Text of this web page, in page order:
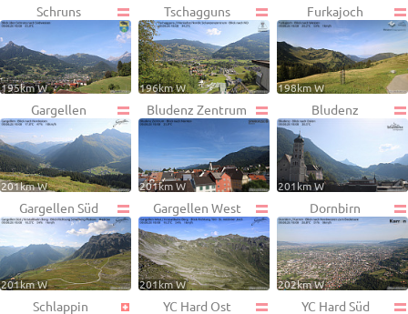
Schruns
195km W
Tschagguns
196km W
Furkajoch
198km W
Gargellen
201km W
Bludenz Zentrum
201km W
Bludenz
201km W
Gargellen Süd
201km W
Gargellen West
201km W
Dornbirn
202km W
Schlappin YC Hard Ost YC Hard Süd